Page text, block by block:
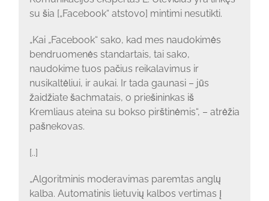
su šia [„Facebook“ atstovo] mintimi nesutikti.
„Kai „Facebook“ sako, kad mes naudokimės
bendruomenės standartais, tai sako,
naudokime tuos pačius reikalavimus ir
nusikaltėliui, ir aukai. Ir tada gaunasi – jūs
žaidžiate šachmatais, o priešininkas iš
Kremliaus ateina su bokso pirštinėmis“, – atrėžia
pašnekovas.
[..]
„Algoritminis moderavimas paremtas anglų
kalba. Automatinis lietuvių kalbos vertimas į